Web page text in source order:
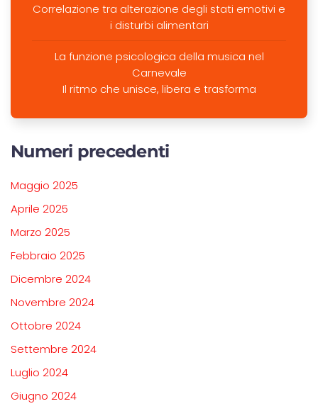
Correlazione tra alterazione degli stati emotivi e
i disturbi alimentari
La funzione psicologica della musica nel
Carnevale
Il ritmo che unisce, libera e trasforma
Numeri precedenti
Maggio 2025
Aprile 2025
Marzo 2025
Febbraio 2025
Dicembre 2024
Novembre 2024
Ottobre 2024
Settembre 2024
Luglio 2024
Giugno 2024